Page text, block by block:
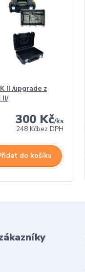
II /upgrade z
II/
300 Kč/ks
248 Kčbez DPH
do košíku